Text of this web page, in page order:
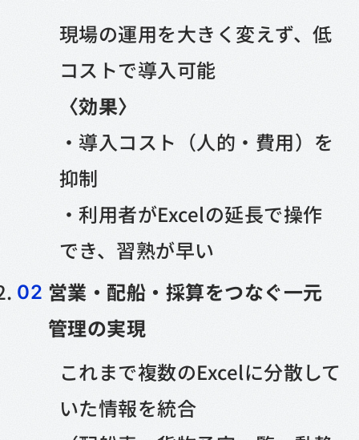
現場の運用を大きく変えず、低
コストで導入可能
〈効果〉
・導入コスト（人的・費用）を
抑制
・利用者がExcelの延長で操作
でき、習熟が早い
営業・配船・採算をつなぐ一元
管理の実現
これまで複数のExcelに分散して
いた情報を統合